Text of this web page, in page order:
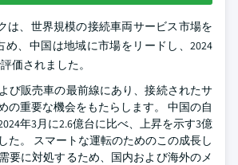
は、世界規模の接続車両サービス市場を
め、中国は地域に市場をリードし、2024
価されました。
び販売車の最前線にあり、接続されたサ
の重要な機会をもたらします。 中国の自
年3月に2.6億台に比べ、上昇を示す3億
た。 スマートな運転のためのこの成長し
要に対処するため、国内および海外のメ